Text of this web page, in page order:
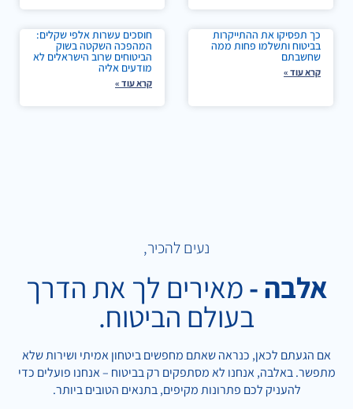
כך תפסיקו את ההתייקרות
בביטוח ותשלמו פחות ממה
שחשבתם
קרא עוד »
חוסכים עשרות אלפי שקלים:
המהפכה השקטה בשוק
הביטוחים שרוב הישראלים לא
מודעים אליה
קרא עוד »
נעים להכיר,
אלבה -מאירים לך את הדרך
בעולם הביטוח.
אם הגעתם לכאן, כנראה שאתם מחפשים ביטחון אמיתי ושירות שלא
מתפשר. באלבה, אנחנו לא מסתפקים רק בביטוח – אנחנו פועלים כדי
להעניק לכם פתרונות מקיפים, בתנאים הטובים ביותר.